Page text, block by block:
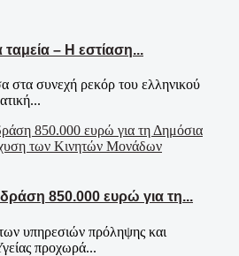
– Η εστίαση...
στα συνεχή ρεκόρ του ελληνικού
850.000 ευρώ για τη...
υπηρεσιών πρόληψης και
προχωρά...